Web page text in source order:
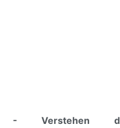
- Verstehen